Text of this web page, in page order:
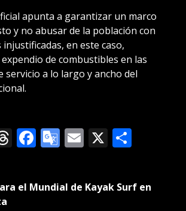
apunta a garantizar un marco
y no abusar de la población con
injustificadas, en este caso,
de combustibles en las
servicio a lo largo y ancho del
Threads
Facebook
Google
Translate
Email
X
el Mundial de Kayak Surf en